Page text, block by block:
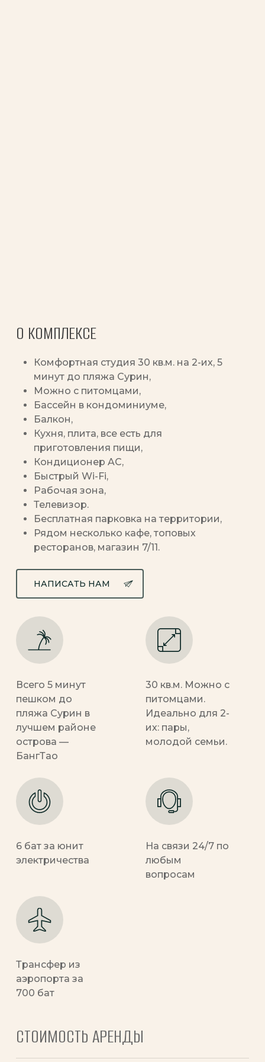
О КОМПЛЕКСЕ
Комфортная студия 30 кв.м. на 2-их, 5
минут до пляжа Сурин,
Можно с питомцами,
Бассейн в кондоминиуме,
Балкон,
Кухня, плита, все есть для
приготовления пищи,
Кондиционер AC,
Быстрый Wi-Fi,
Рабочая зона,
Телевизор.
Бесплатная парковка на территории,
Рядом несколько кафе, топовых
ресторанов, магазин 7/11.
НАПИСАТЬ НАМ
Всего 5 минут
пешком до
пляжа Сурин в
лучшем районе
острова —
БангТао
30 кв.м. Можно с
питомцами.
Идеально для 2-
их: пары,
молодой семьи.
6 бат за юнит
электричества
На связи 24/7 по
любым
вопросам
Трансфер из
аэропорта за
700 бат
СТОИМОСТЬ АРЕНДЫ